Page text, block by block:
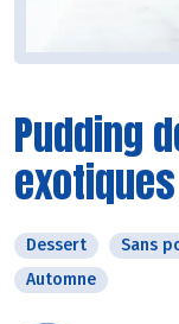
Pudding
exotiques
Dessert Sans
Automne